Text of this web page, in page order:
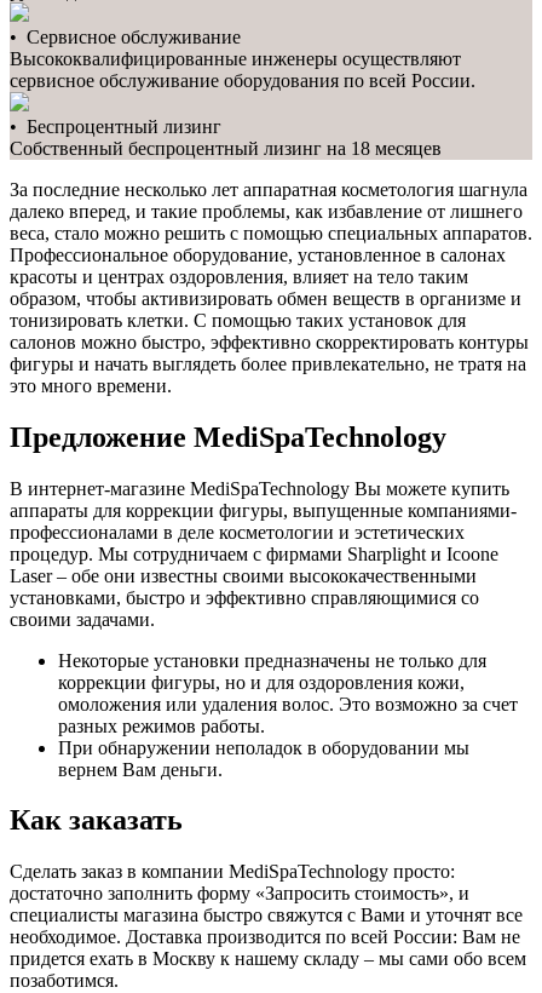
• Сервисное обслуживание
Высококвалифицированные инженеры осуществляют
сервисное обслуживание оборудования по всей России.
• Беспроцентный лизинг
Собственный беспроцентный лизинг на 18 месяцев
За последние несколько лет аппаратная косметология шагнула
далеко вперед, и такие проблемы, как избавление от лишнего
веса, стало можно решить с помощью специальных аппаратов.
Профессиональное оборудование, установленное в салонах
красоты и центрах оздоровления, влияет на тело таким
образом, чтобы активизировать обмен веществ в организме и
тонизировать клетки. С помощью таких установок для
салонов можно быстро, эффективно скорректировать контуры
фигуры и начать выглядеть более привлекательно, не тратя на
это много времени.
Предложение MediSpaTechnology
В интернет-магазине MediSpaTechnology Вы можете купить
аппараты для коррекции фигуры, выпущенные компаниями-
профессионалами в деле косметологии и эстетических
процедур. Мы сотрудничаем с фирмами Sharplight и Icoone
Laser – обе они известны своими высококачественными
установками, быстро и эффективно справляющимися со
своими задачами.
Некоторые установки предназначены не только для
коррекции фигуры, но и для оздоровления кожи,
омоложения или удаления волос. Это возможно за счет
разных режимов работы.
При обнаружении неполадок в оборудовании мы
вернем Вам деньги.
Как заказать
Сделать заказ в компании MediSpaTechnology просто:
достаточно заполнить форму «Запросить стоимость», и
специалисты магазина быстро свяжутся с Вами и уточнят все
необходимое. Доставка производится по всей России: Вам не
придется ехать в Москву к нашему складу – мы сами обо всем
позаботимся.